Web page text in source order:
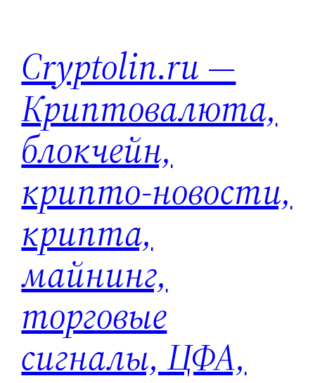
содержимому
Cryptolin.ru —
Криптовалюта,
блокчейн,
крипто-новости,
крипта,
майнинг,
торговые
сигналы, ЦФА,